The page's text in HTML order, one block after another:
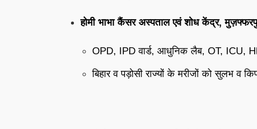
होमी भाभा कैंसर अस्पताल एवं शोध केंद्र,
OPD, IPD वार्ड, आधुनिक लैब, OT, ICU,
बिहार व पड़ोसी राज्यों के मरीजों को सुलभ व